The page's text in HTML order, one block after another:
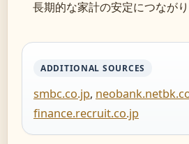
長期的な家計の安定につながり
ADDITIONAL SOURCES
smbc.co.jp,
finance.recruit.co.jp